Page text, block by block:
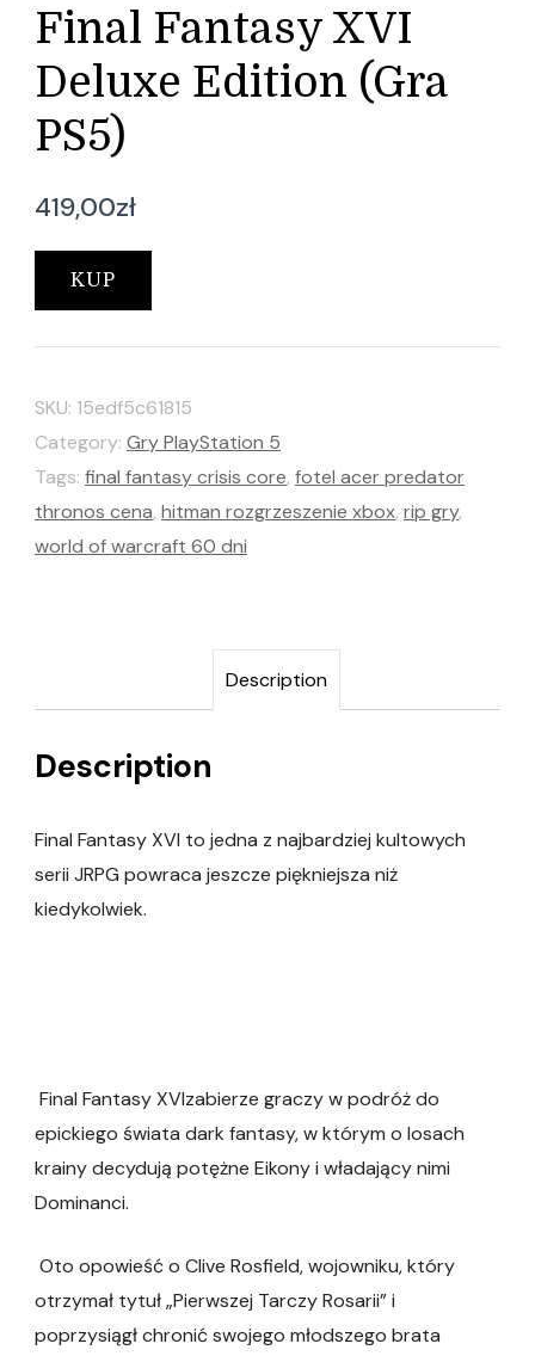
Final Fantasy XVI
Deluxe Edition (Gra
PS5)
419,00zł
KUP
SKU: 15edf5c61815
Category: Gry PlayStation 5
Tags: final fantasy crisis core, fotel acer predator
thronos cena, hitman rozgrzeszenie xbox, rip gry,
world of warcraft 60 dni
Description
Description
Final Fantasy XVI to jedna z najbardziej kultowych
serii JRPG powraca jeszcze piękniejsza niż
kiedykolwiek.
Final Fantasy XVIzabierze graczy w podróż do
epickiego świata dark fantasy, w którym o losach
krainy decydują potężne Eikony i władający nimi
Dominanci.
Oto opowieść o Clive Rosfield, wojowniku, który
otrzymał tytuł „Pierwszej Tarczy Rosarii” i
poprzysiągł chronić swojego młodszego brata